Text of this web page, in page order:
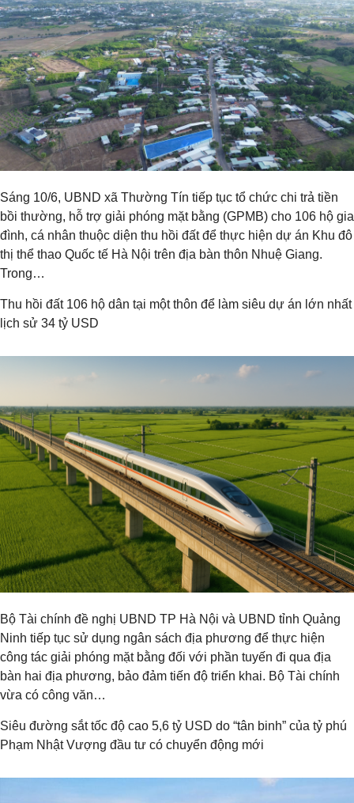
Sáng 10/6, UBND xã Thường Tín tiếp tục tổ chức chi trả tiền
bồi thường, hỗ trợ giải phóng mặt bằng (GPMB) cho 106 hộ gia
đình, cá nhân thuộc diện thu hồi đất để thực hiện dự án Khu đô
thị thể thao Quốc tế Hà Nội trên địa bàn thôn Nhuệ Giang.
Trong…
Thu hồi đất 106 hộ dân tại một thôn để làm siêu dự án lớn nhất
lịch sử 34 tỷ USD
Bộ Tài chính đề nghị UBND TP Hà Nội và UBND tỉnh Quảng
Ninh tiếp tục sử dụng ngân sách địa phương để thực hiện
công tác giải phóng mặt bằng đối với phần tuyến đi qua địa
bàn hai địa phương, bảo đảm tiến độ triển khai. Bộ Tài chính
vừa có công văn…
Siêu đường sắt tốc độ cao 5,6 tỷ USD do “tân binh” của tỷ phú
Phạm Nhật Vượng đầu tư có chuyển động mới